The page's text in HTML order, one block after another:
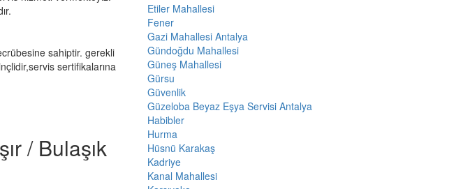
sahiptir. gerekli
sertifikalarına
/ Bulaşık
Etiler Mahallesi
Fener
Gazi Mahallesi Antalya
Gündoğdu Mahallesi
Güneş Mahallesi
Gürsu
Güvenlik
Güzeloba Beyaz Eşya Servisi Antalya
Habibler
Hurma
Hüsnü Karakaş
Kadriye
Kanal Mahallesi